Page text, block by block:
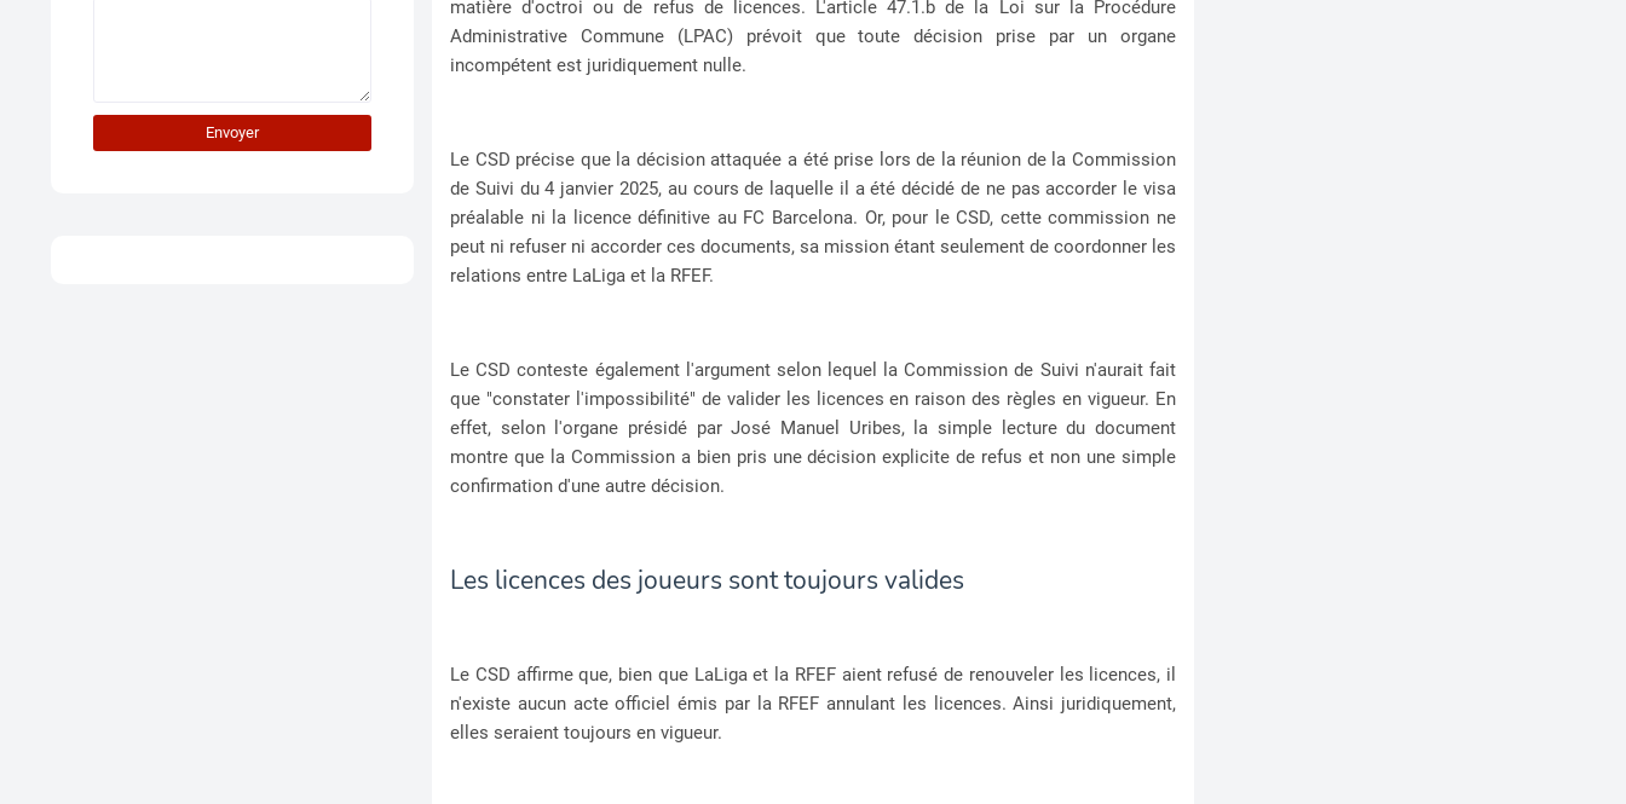
matière d'octroi ou de refus de licences. L'article 47.1.b de la Loi sur la Procédure
Administrative Commune (LPAC) prévoit que toute décision prise par un organe
incompétent est juridiquement nulle.
Le CSD précise que la décision attaquée a été prise lors de la réunion de la Commission
de Suivi du 4 janvier 2025, au cours de laquelle il a été décidé de ne pas accorder le visa
préalable ni la licence définitive au FC Barcelona. Or, pour le CSD, cette commission ne
peut ni refuser ni accorder ces documents, sa mission étant seulement de coordonner les
relations entre LaLiga et la RFEF.
Le CSD conteste également l'argument selon lequel la Commission de Suivi n'aurait fait
que "constater l'impossibilité" de valider les licences en raison des règles en vigueur. En
effet, selon l'organe présidé par José Manuel Uribes, la simple lecture du document
montre que la Commission a bien pris une décision explicite de refus et non une simple
confirmation d'une autre décision.
Les licences des joueurs sont toujours valides
Le CSD affirme que, bien que LaLiga et la RFEF aient refusé de renouveler les licences, il
n'existe aucun acte officiel émis par la RFEF annulant les licences. Ainsi juridiquement,
elles seraient toujours en vigueur.